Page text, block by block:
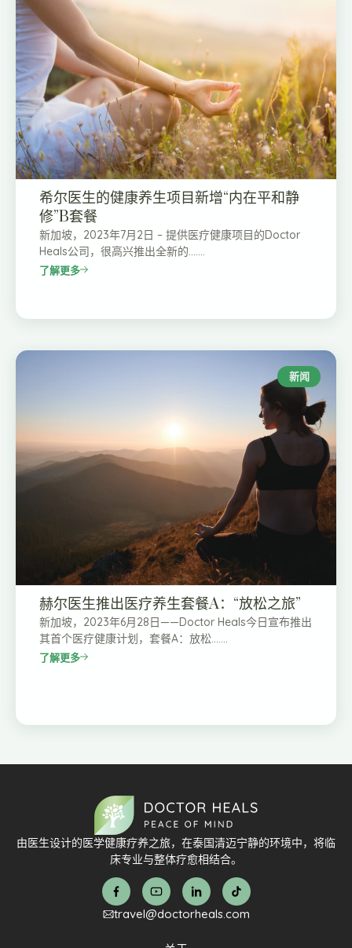
希尔医生的健康养生项目新增“内在平和静
修”B套餐
新加坡，2023年7月2日 – 提供医疗健康项目的Doctor
Heals公司，很高兴推出全新的…….
了解更多
新闻
赫尔医生推出医疗养生套餐A：“放松之旅”
新加坡，2023年6月28日——Doctor Heals今日宣布推出
其首个医疗健康计划，套餐A：放松…….
了解更多
由医生设计的医学健康疗养之旅，在泰国清迈宁静的环境中，将临
床专业与整体疗愈相结合。
travel@doctorheals.com